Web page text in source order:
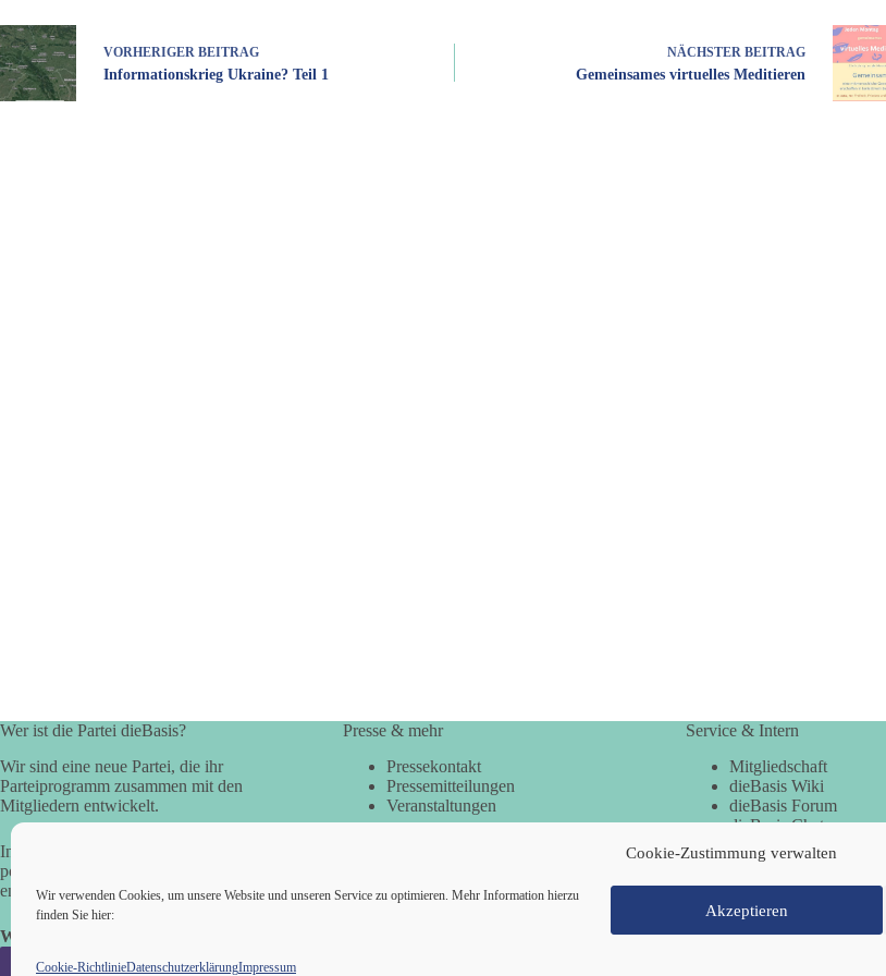
Cookie-Zustimmung verwalten
Wir verwenden Cookies, um unsere Website und unseren Service zu optimieren. Mehr Information hierzu
finden Sie hier:
Akzeptieren
Cookie-RichtlinieDatenschutzerklärungImpressum
VORHERIGER BEITRAG
Informationskrieg Ukraine? Teil 1
NÄCHSTER BEITRAG
Gemeinsames virtuelles Meditieren
Wer ist die Partei dieBasis?
Wir sind eine neue Partei, die ihr
Parteiprogramm zusammen mit den
Mitgliedern entwickelt.
In der Basisdemokratie werden die
politischen Fragen direkt vom Volk
entschieden.
Wir alle sind die Basis!
Presse & mehr
Pressekontakt
Pressemitteilungen
Veranstaltungen
Service & Intern
Mitgliedschaft
dieBasis Wiki
dieBasis Forum
dieBasis Chat
dieBasis Merchandising
Cookie-Zustimmung